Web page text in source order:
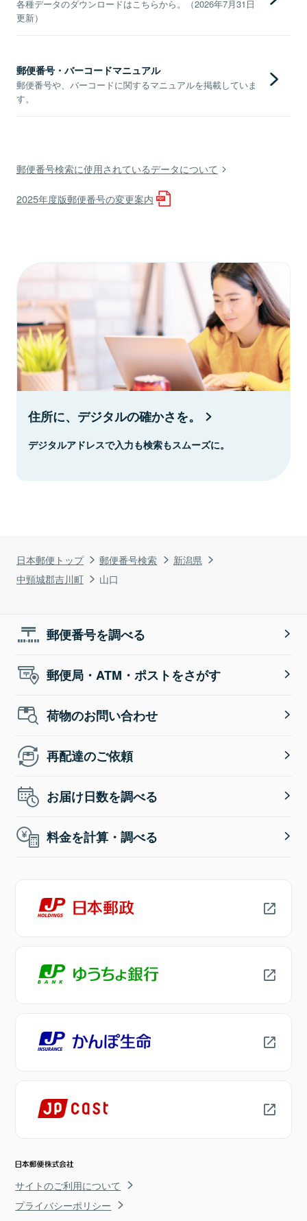
日本郵便トップ 郵便番号検索
新潟県
中頸城郡吉川町
山口
各種データのダウンロードはこちらから。（2026年7月31日
更新）
郵便番号・バーコードマニュアル
郵便番号や、バーコードに関するマニュアルを掲載していま
す。
郵便番号検索に使用されているデータについて
2025年度版郵便番号の変更案内
住所に、デジタルの確かさを。
デジタルアドレスで入力も検索もスムーズに。
郵便番号を調べる
郵便局・ATM・ポストをさがす
荷物のお問い合わせ
再配達のご依頼
お届け日数を調べる
料金を計算・調べる
サイトのご利用について
プライバシーポリシー